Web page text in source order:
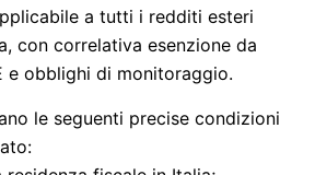
a tutti i redditi esteri
con correlativa esenzione da
e obblighi di monitoraggio.
le seguenti precise condizioni